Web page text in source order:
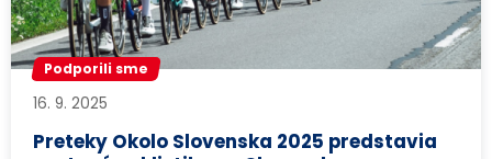
Podporili sme
16. 9. 2025
Preteky Okolo Slovenska 2025 predstavia